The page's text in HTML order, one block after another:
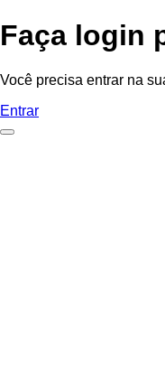
Faça login
Você precisa entrar na
Entrar